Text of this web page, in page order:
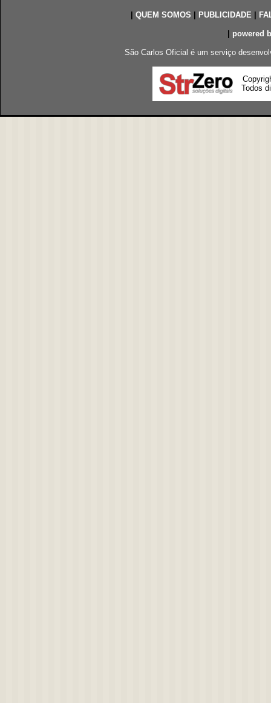
QUEM SOMOS PUBLICIDADE|
powered
São Carlos Oficial é um serviço
Todos